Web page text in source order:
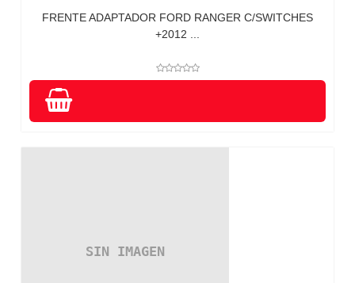
FRENTE ADAPTADOR FORD RANGER C/SWITCHES
+2012 ...